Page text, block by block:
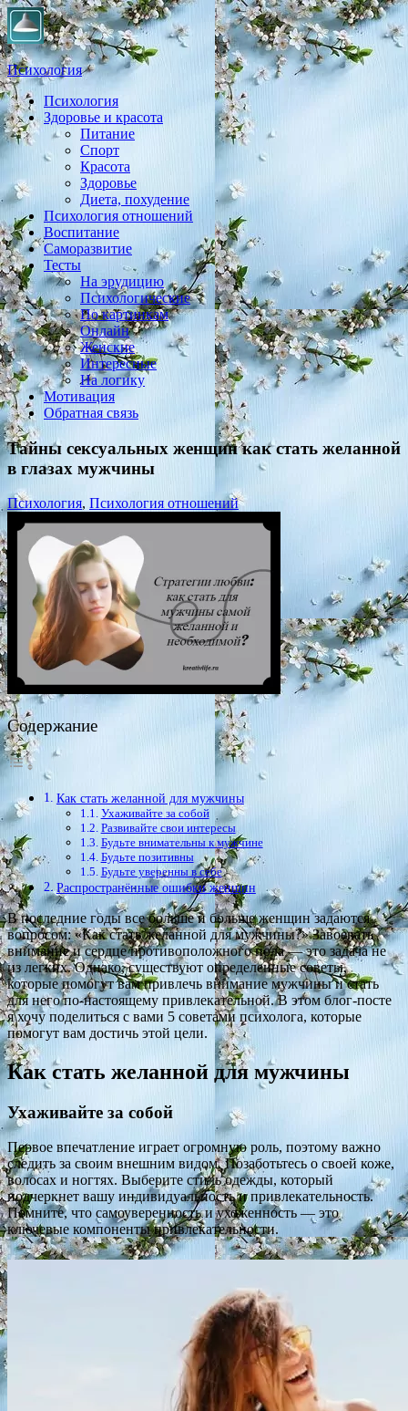
Психология
Практическая психология, личностный рост, экология,
здоровье, воспитание,
Психология
Здоровье и красота
Питание
Спорт
Красота
Здоровье
Диета, похудение
Психология отношений
Воспитание
Саморазвитие
Тесты
На эрудицию
Психологические
По картинкам
Онлайн
Женские
Интересные
На логику
Мотивация
Обратная связь
Тайны сексуальных женщин как стать желанной
в глазах мужчины
Психология, Психология отношений
Содержание
Как стать желанной для мужчины
Ухаживайте за собой
Развивайте свои интересы
Будьте внимательны к мужчине
Будьте позитивны
Будьте уверенны в себе
Распространённые ошибки женщин
В последние годы все больше и больше женщин задаются
вопросом: «Как стать желанной для мужчины?» Завоевать
внимание и сердце противоположного пола — это задача не
из легких. Однако, существуют определенные советы,
которые помогут вам привлечь внимание мужчины и стать
для него по-настоящему привлекательной. В этом блог-посте
я хочу поделиться с вами 5 советами психолога, которые
помогут вам достичь этой цели.
Как стать желанной для мужчины
Ухаживайте за собой
Первое впечатление играет огромную роль, поэтому важно
следить за своим внешним видом. Позаботьтесь о своей коже,
волосах и ногтях. Выберите стиль одежды, который
подчеркнет вашу индивидуальность и привлекательность.
Помните, что самоуверенность и ухоженность — это
ключевые компоненты привлекательности.